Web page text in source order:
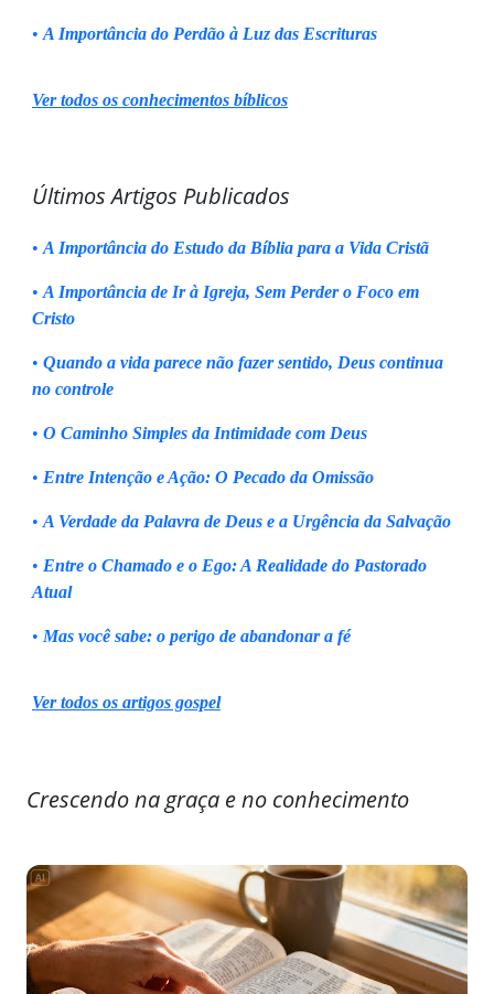
• A Importância do Perdão à Luz das Escrituras
Ver todos os conhecimentos bíblicos
Últimos Artigos Publicados
• A Importância do Estudo da Bíblia para a Vida Cristã
• A Importância de Ir à Igreja, Sem Perder o Foco em
Cristo
• Quando a vida parece não fazer sentido, Deus continua
no controle
• O Caminho Simples da Intimidade com Deus
• Entre Intenção e Ação: O Pecado da Omissão
• A Verdade da Palavra de Deus e a Urgência da Salvação
• Entre o Chamado e o Ego: A Realidade do Pastorado
Atual
• Mas você sabe: o perigo de abandonar a fé
Ver todos os artigos gospel
Crescendo na graça e no conhecimento